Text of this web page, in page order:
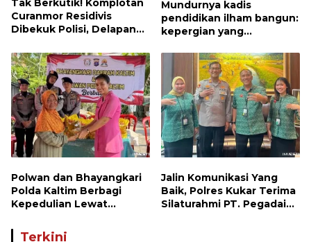
Tak Berkutik! Komplotan
Curanmor Residivis
Dibekuk Polisi, Delapan
Candipuro Terungkap
Mundurnya kadis
pendidikan ilham bangun:
kepergian yang
untuk kembali berbenah
Polwan dan Bhayangkari
Polda Kaltim Berbagi
Kepedulian Lewat
Sosial kepada Warga
Jalin Komunikasi Yang
Baik, Polres Kukar Terima
Silaturahmi PT. Pegadaian
Terkini